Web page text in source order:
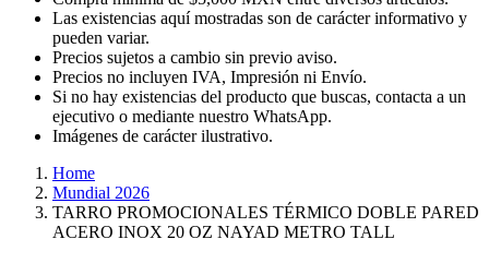
Las existencias aquí mostradas son de carácter informativo y
pueden variar.
Precios sujetos a cambio sin previo aviso.
Precios no incluyen IVA, Impresión ni Envío.
Si no hay existencias del producto que buscas, contacta a un
ejecutivo o mediante nuestro WhatsApp.
Imágenes de carácter ilustrativo.
Home
Mundial 2026
TARRO PROMOCIONALES TÉRMICO DOBLE PARED
ACERO INOX 20 OZ NAYAD METRO TALL